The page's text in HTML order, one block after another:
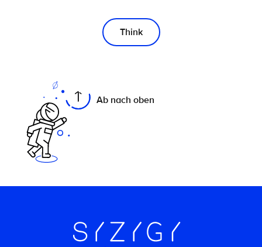
Think
Ab nach oben